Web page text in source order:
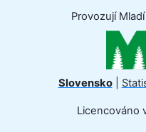
Provozují
Slovensko|
Licencováno